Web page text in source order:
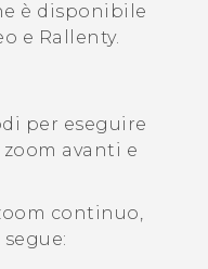
è disponibile
e Rallenty.
per eseguire
avanti e
continuo,